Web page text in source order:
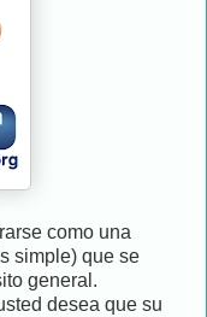
como una
simple) que se
general.
desea que su